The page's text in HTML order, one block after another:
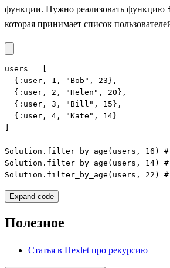
функции. Нужно реализовать функцию
которая принимает список
users = [
  {:user, 1, "Bob", 23},
  {:user, 2, "Helen", 20},
  {:user, 3, "Bill", 15},
  {:user, 4, "Kate", 14}
Solution.filter_by_age(users,
Solution.filter_by_age(users,
Solution.filter_by_age(users, 22)
Expand code
Полезное
Статья в Hexlet про рекурсию